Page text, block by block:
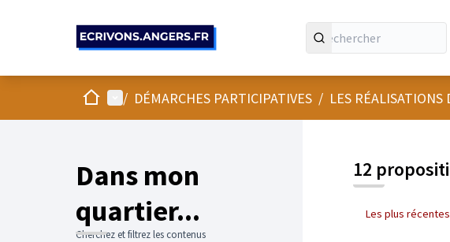
AccueilMenu principal
/ DÉMARCHES PARTICIPATIVES / LES
Dans mon
quartier...
Cherchez et filtrez les contenus
12
Les plus récentes